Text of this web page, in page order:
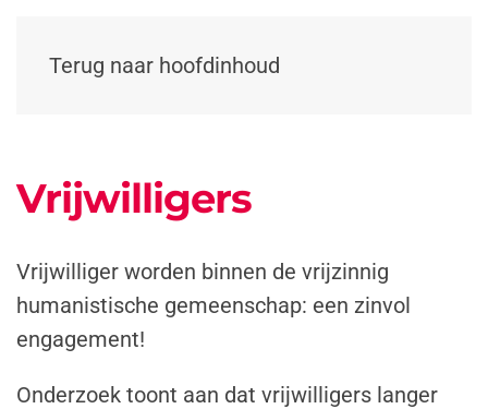
Terug naar hoofdinhoud
Vrijwilligers
Vrijwilliger worden binnen de vrijzinnig
humanistische gemeenschap: een zinvol
engagement!
Onderzoek toont aan dat vrijwilligers langer